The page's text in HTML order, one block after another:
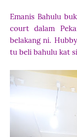
Emanis Bahulu
court dalam
belakang ni.
tu beli bahulu kat